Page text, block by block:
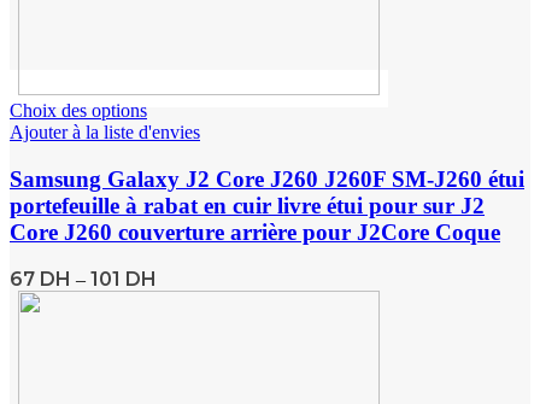
Choix des options
Ajouter à la liste d'envies
Samsung Galaxy J2 Core J260 J260F SM-J260 étui
portefeuille à rabat en cuir livre étui pour sur J2
Core J260 couverture arrière pour J2Core Coque
67 DH – 101 DH